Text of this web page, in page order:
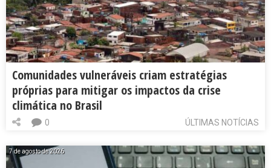
Comunidades vulneráveis criam estratégias
próprias para mitigar os impactos da crise
climática no Brasil
ÚLTIMAS NOTÍCIAS
0
7 de agosto de 2026